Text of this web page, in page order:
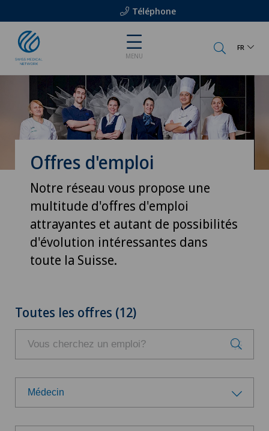
Téléphone
MENU
FR
Offres d'emploi
Notre réseau vous propose une
multitude d'offres d'emploi
attrayantes et autant de possibilités
d'évolution intéressantes dans
toute la Suisse.
Toutes les offres (12)
Médecin
Groupe professionnel